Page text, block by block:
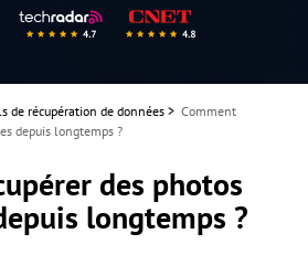
de récupération de données > Comment
depuis longtemps ?
des photos
longtemps ?